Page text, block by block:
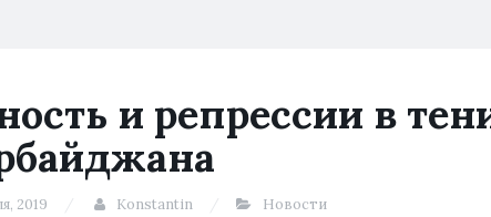
и репрессии в
2019 Konstantin Новости